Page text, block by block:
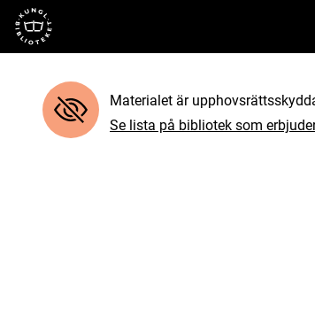
Till startsidan
Materialet är
Se lista på bibliotek som